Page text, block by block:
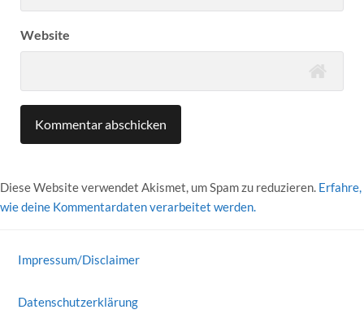
Website
Diese Website verwendet Akismet, um Spam zu reduzieren. Erfahre,
wie deine Kommentardaten verarbeitet werden.
Impressum/Disclaimer
Datenschutzerklärung